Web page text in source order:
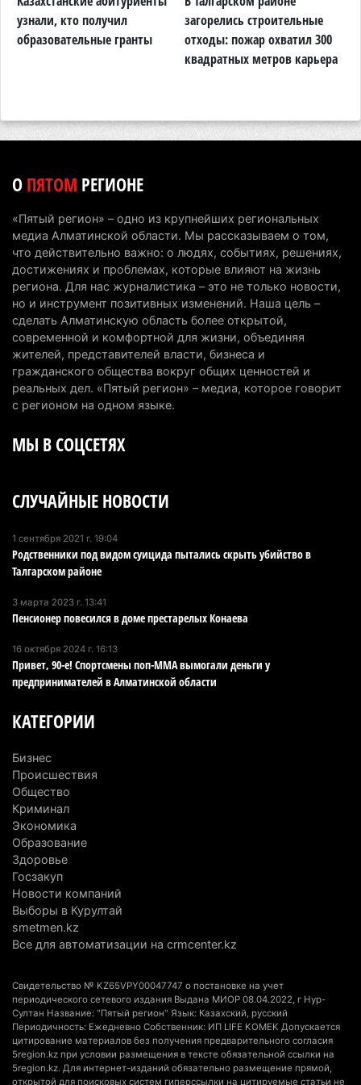
Пожар в Аксайском ущелье под Алматы
полностью ликвидирован спустя три дня
224
мировом рейтинге благополучия
Казахстан может начать выпуск экологичного
топлива для самолетов: пилотный проект
запустят в Алатау
5 августа 2026 г. 12:32 194
Туриста с тяжелыми травмами эвакуировали в
горах Алматинской области после камнепада
5 августа 2026 г. 11:23 164
Алматинской области, судят спустя год после
катеров для Formula-1 H2O и откроют академию
пилотов
5 августа 2026 г. 08:29
В Alatau City Authority назначили нового
4 августа 2026 г. 20:22
Партия «Әділет» предложила превратить
рабочих мест
В Алматинской области назначили нового
председателя административного суда
4 августа 2026 г. 14:29
В Алматинской области второй день не могут
потушить пожар в Аксайском ущелье
В Алматы приостановили лицензии 350
В команде акима Алатау новое назначение: кто
возглавил аппарат города
4 августа 2026 г. 11:40 161
узнали, кто получил
образовательные гранты
загорелись строительные
отходы: пожар охватил 300
квадратных метров карьера
ОПЯТОМ РЕГИОНЕ
«Пятый регион» – одно из крупнейших региональных
медиа Алматинской области. Мы рассказываем о том,
что действительно важно: о людях, событиях, решениях,
достижениях и проблемах, которые влияют на жизнь
региона. Для нас журналистика – это не только новости,
но и инструмент позитивных изменений. Наша цель –
сделать Алматинскую область более открытой,
современной и комфортной для жизни, объединяя
жителей, представителей власти, бизнеса и
гражданского общества вокруг общих ценностей и
реальных дел. «Пятый регион» – медиа, которое говорит
с регионом на одном языке.
МЫ В СОЦСЕТЯХ
СЛУЧАЙНЫЕ НОВОСТИ
1 сентября 2021 г. 19:04
Родственники под видом суицида пытались скрыть убийство в
Талгарском районе
3 марта 2023 г. 13:41
Пенсионер повесился в доме престарелых Конаева
16 октября 2024 г. 16:13
Привет, 90-е! Спортсмены поп-ММА вымогали деньги у
предпринимателей в Алматинской области
КАТЕГОРИИ
Бизнес
Происшествия
Общество
Криминал
Экономика
Образование
Здоровье
Госзакуп
Новости компаний
Выборы в Курултай
smetmen.kz
Все для автоматизации на crmcenter.kz
Свидетельство № KZ65VPY00047747 о постановке на учет
периодического сетевого издания Выдана МИОР 08.04.2022, г Нур-
Султан Название: "Пятый регион" Язык: Казахский, русский
Периодичность: Ежедневно Собственник: ИП LIFE KOMEK Допускается
цитирование материалов без получения предварительного согласия
5region.kz при условии размещения в тексте обязательной ссылки на
5region.kz. Для интернет-изданий обязательно размещение прямой,
открытой для поисковых систем гиперссылки на цитируемые статьи не